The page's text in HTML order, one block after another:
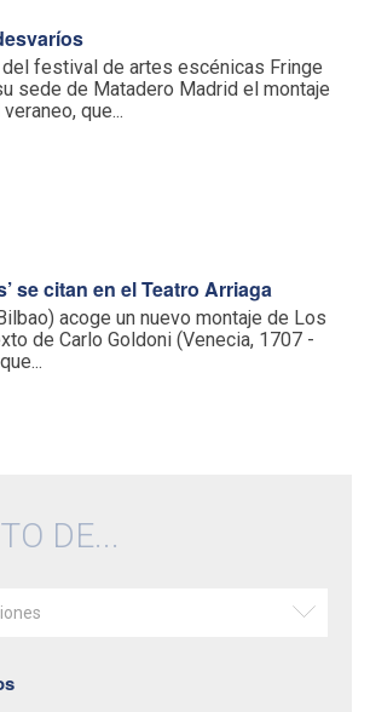
festival de artes escénicas Fringe
sede de Matadero Madrid el montaje
que...
se citan en el Teatro Arriaga
acoge un nuevo montaje de Los
de Carlo Goldoni (Venecia, 1707 -
DE...